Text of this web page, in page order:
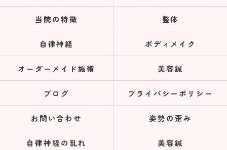
当院の特徴 整体
自律神経 ボディメイク
オーダーメイド施術 美容鍼
ブログ プライバシーポリシー
お問い合わせ 姿勢の歪み
自律神経の乱れ 美容鍼